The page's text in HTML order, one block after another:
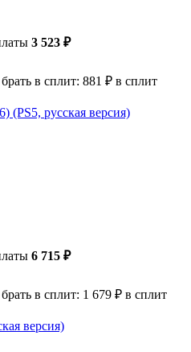
3 523 ₽
в сплит: 881 ₽ в сплит
(PS5, русская версия)
6 715 ₽
в сплит: 1 679 ₽ в сплит
версия)